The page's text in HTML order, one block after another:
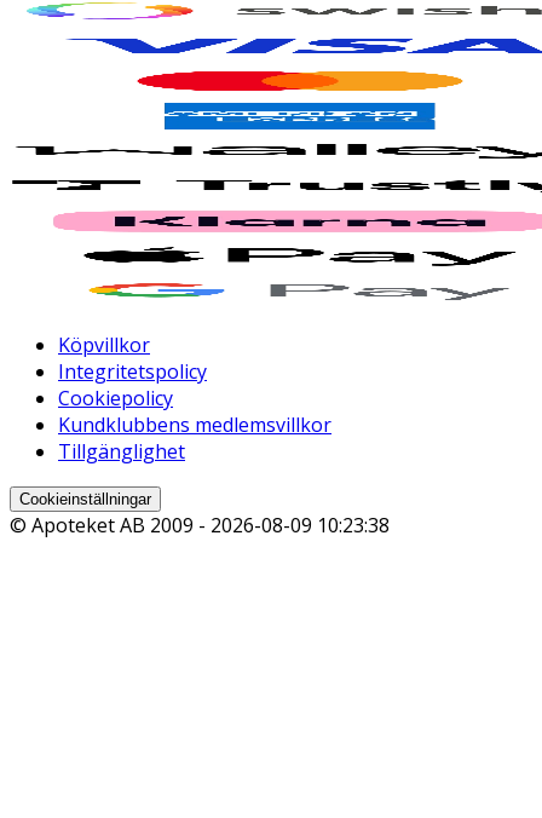
Köpvillkor
Integritetspolicy
Cookiepolicy
Kundklubbens medlemsvillkor
Tillgänglighet
Cookieinställningar
© Apoteket AB 2009 - 2026-08-09 10:23:38